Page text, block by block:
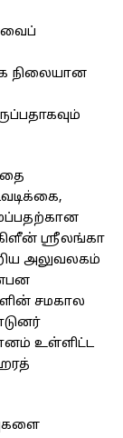
நிலையான
ஸ்ரீலங்கா
அலுவலகம்
சமகால
உள்ளிட்ட